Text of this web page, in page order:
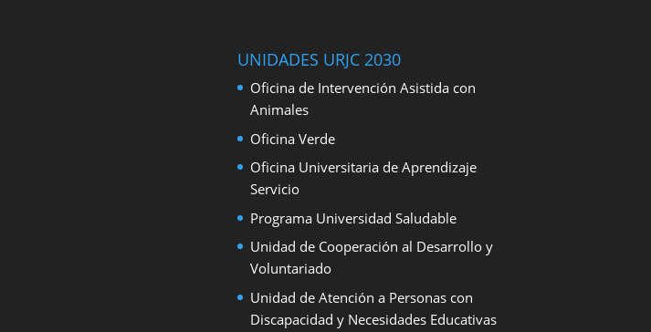
UNIDADES URJC 2030
Oficina de Intervención Asistida con
Animales
Oficina Verde
Oficina Universitaria de Aprendizaje
Servicio
Programa Universidad Saludable
Unidad de Cooperación al Desarrollo y
Voluntariado
Unidad de Atención a Personas con
Discapacidad y Necesidades Educativas